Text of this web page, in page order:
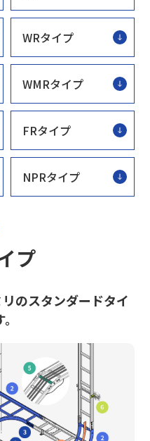
WRタイプ
WMRタイプ
FRタイプ
NPRタイプ
プ
のスタンダードタイ